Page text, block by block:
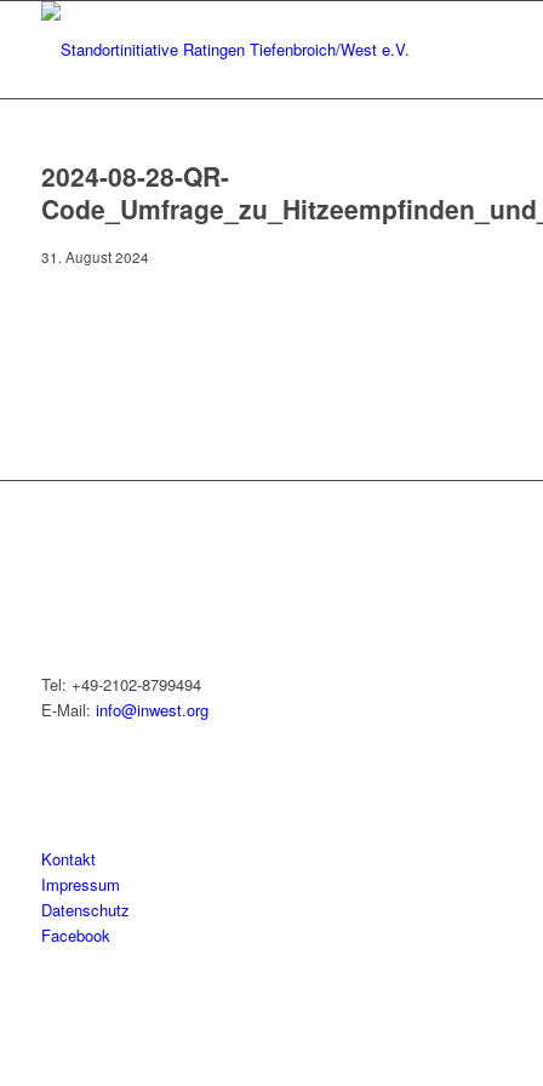
2024-08-28-QR-
31. August 2024
Tel: +49-2102-8799494
E-Mail: info@inwest.org
Kontakt
Impressum
Datenschutz
Facebook